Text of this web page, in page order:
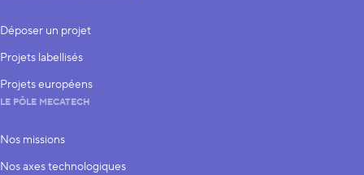
Déposer un projet
Projets labellisés
Projets européens
LE PÔLE MECATECH
Nos missions
Nos axes technologiques